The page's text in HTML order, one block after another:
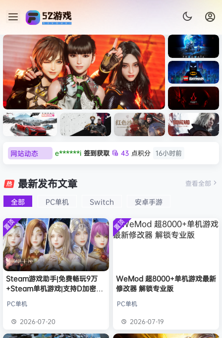
虚拟机
+修改器打包下载 解压即玩
《识质存
在/PRAG
MATA》
免安装中
文版
《乐高蝙
蝠侠：黑
暗骑士之
Batman:
Dark
条：
Creed
拟机
速：地平
线
6（Forza
Horizon
6）免安装
中文版
心/Atomi
c
Heart》
文版
n Desert
HYPERVI
SOR）免
安装中文
版
9：安魂
Requiem
）免安装
中文版
网站动态 欢迎Q*H 加入本站 8月6日
普洱
签到获取
欢迎普洱
欢迎0**3 加入本站
8月6日
欢迎V****y 加入本站 8月6日
欢迎j***j 加入本站
8月6日
欢迎1******4 加入本站
l***g 签到获取
w******g 签到获取 49 点积分 8月4日
欢迎w******g 加入本站 8月4日
加入本站 13小时前
43 点积分 16小时前
最新发布文章
全部 PC单机 Switch 安卓手游
查看全部
置顶
Steam游戏助手|免费畅玩9万
+Steam单机游戏|支持D加密以
PC单机
2026-07-20
置顶
WeMod 超8000+单机游戏最新
修改器 解锁专业版
PC单机
2026-07-19